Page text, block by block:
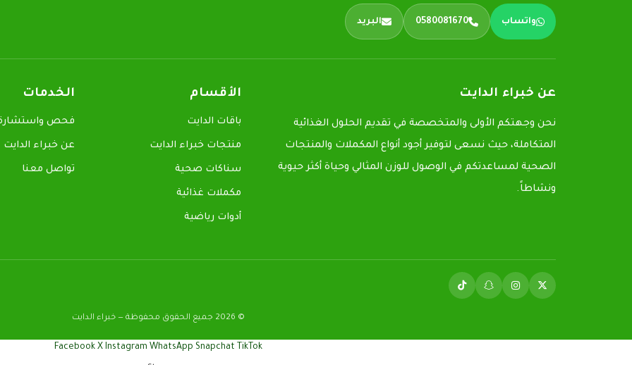
واتساب 0580081670 البريد
عن خبراء الدايت
نحن وجهتكم الأولى والمتخصصة في تقديم الحلول الغذائية
المتكاملة، حيث نسعى لتوفير أجود أنواع المكملات والمنتجات
الصحية لمساعدتكم في الوصول للوزن المثالي وحياة أكثر حيوية
ونشاطاً.
الأقسام
باقات الدايت
منتجات خبراء الدايت
سناكات صحية
مكملات غذائية
أدوات رياضية
الخدمات
فحص واستشارة
عن خبراء الدايت
تواصل معنا
© 2026 جميع الحقوق محفوظة — خبراء الدايت
Facebook X Instagram WhatsApp Snapchat TikTok